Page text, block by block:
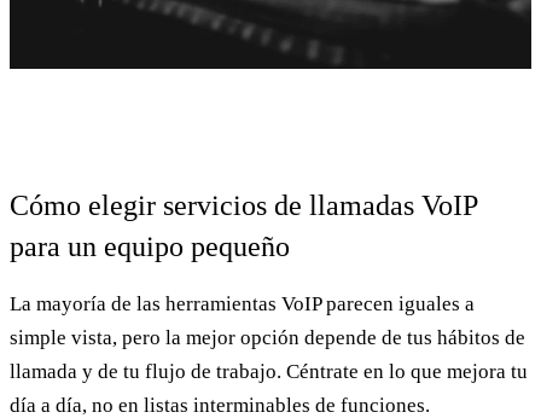
Cómo elegir servicios de llamadas VoIP
para un equipo pequeño
La mayoría de las herramientas VoIP parecen iguales a
simple vista, pero la mejor opción depende de tus hábitos de
llamada y de tu flujo de trabajo. Céntrate en lo que mejora tu
día a día, no en listas interminables de funciones.